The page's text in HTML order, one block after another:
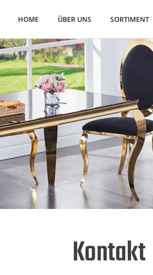
HOME ÜBER UNS SORTIMENT
Kontakt